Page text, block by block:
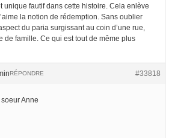
unique fautif dans cette histoire. Cela enlève
la notion de rédemption. Sans oublier
du paria surgissant au coin d’une rue,
de famille. Ce qui est tout de même plus
#33818
RÉPONDRE
Anne